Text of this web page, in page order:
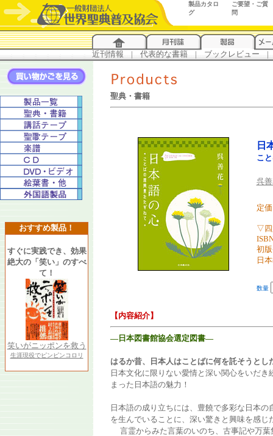
製品カタロ
グ
ご要望・ご質
問
近刊情報 | 代表的な書籍 | ブックレビュー |
おすすめ製品！
すぐに実践でき、効果
絶大の「笑い」のすべ
て！
笑いがニッポンを救う
生涯現役でピンピンコロリ
聖典・書籍
日
こ
呉
定
▽四
初
日
数量
【内容紹介】
―日本図書館協会選定図書―
はるか昔、日本人はことばに何を託そうとし
日本文化に限りない愛情と深い関心をいだ
まった日本語の魅力！
日本語の成り立ちには、豊饒で多彩な日本
を生んでいることに、深い驚きと興味を感
言霊からみた言葉のいのち、古事記や万葉